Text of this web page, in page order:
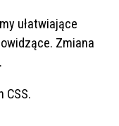
ułatwiające
Zmiana
CSS.